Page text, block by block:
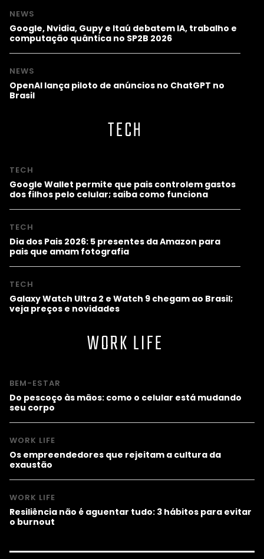
NEWS
Google, Nvidia, Gupy e Itaú debatem IA, trabalho e
computação quântica no SP2B 2026
NEWS
OpenAI lança piloto de anúncios no ChatGPT no
Brasil
TECH
TECH
Google Wallet permite que pais controlem gastos
dos filhos pelo celular; saiba como funciona
TECH
Dia dos Pais 2026: 5 presentes da Amazon para
pais que amam fotografia
TECH
Galaxy Watch Ultra 2 e Watch 9 chegam ao Brasil;
veja preços e novidades
WORK LIFE
BEM-ESTAR
Do pescoço às mãos: como o celular está mudando
seu corpo
WORK LIFE
Os empreendedores que rejeitam a cultura da
exaustão
WORK LIFE
Resiliência não é aguentar tudo: 3 hábitos para evitar
o burnout